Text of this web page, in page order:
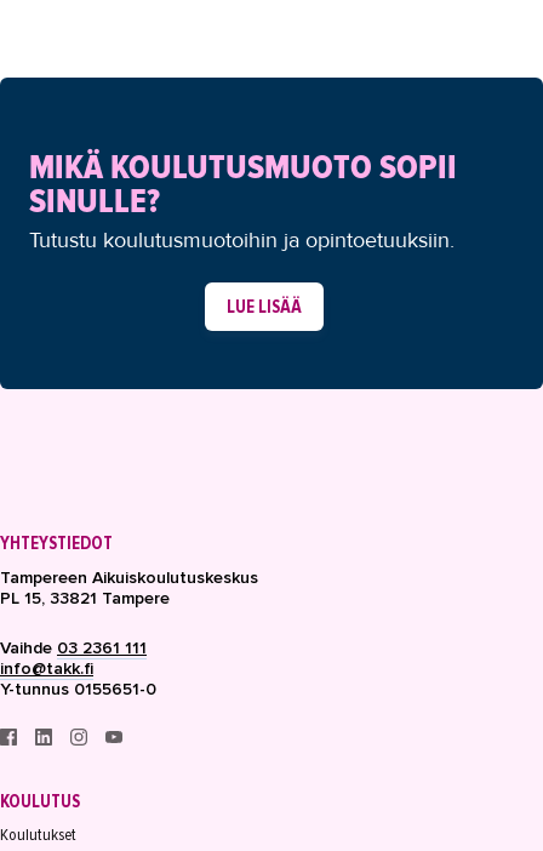
MIKÄ KOULUTUSMUOTO SOPII
SINULLE?
Tutustu koulutusmuotoihin ja opintoetuuksiin.
LUE LISÄÄ
YHTEYSTIEDOT
Tampereen Aikuiskoulutuskeskus
PL 15, 33821 Tampere
Vaihde 03 2361 111
info@takk.fi
Y-tunnus 0155651-0
KOULUTUS
Koulutukset